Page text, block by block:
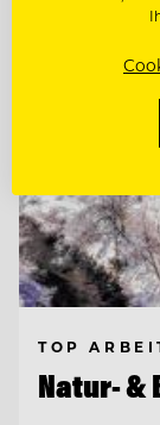
TOP
Natur- &